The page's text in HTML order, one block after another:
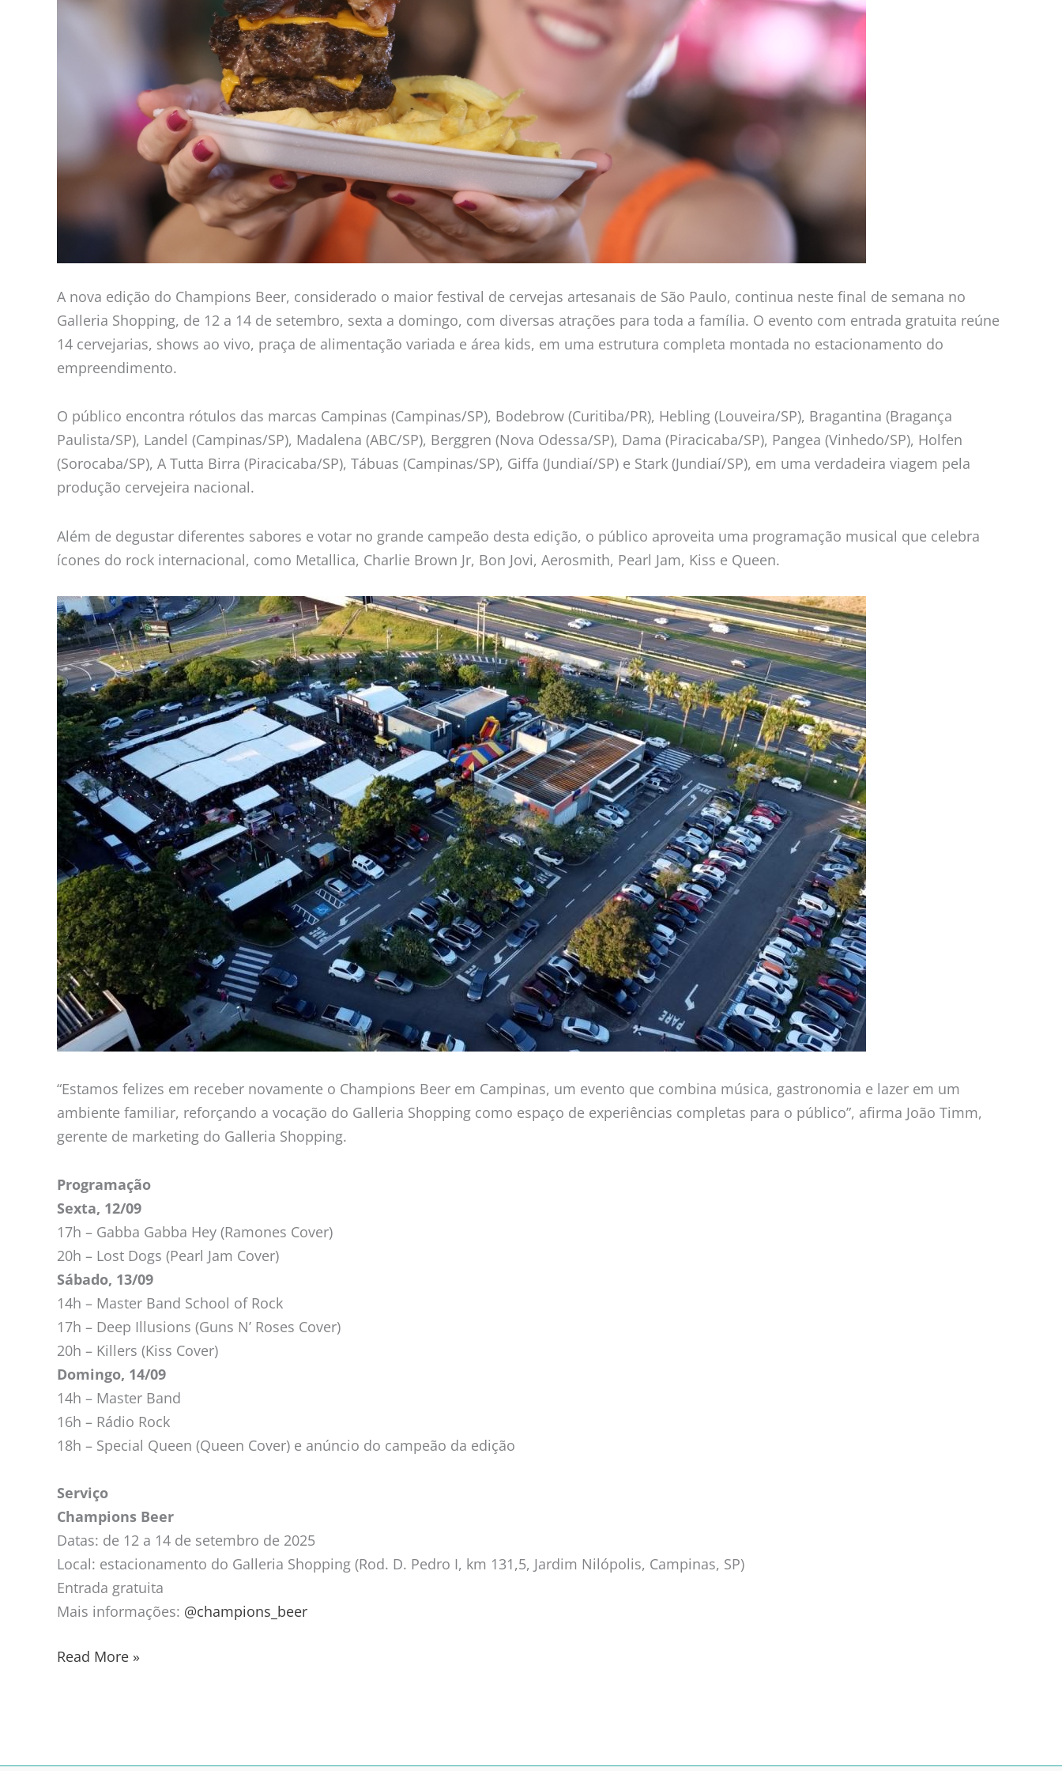
A nova edição do Champions Beer, considerado o maior festival de cervejas artesanais de São Paulo, continua neste final de semana no
Galleria Shopping, de 12 a 14 de setembro, sexta a domingo, com diversas atrações para toda a família. O evento com entrada gratuita reúne
14 cervejarias, shows ao vivo, praça de alimentação variada e área kids, em uma estrutura completa montada no estacionamento do
empreendimento.
O público encontra rótulos das marcas Campinas (Campinas/SP), Bodebrow (Curitiba/PR), Hebling (Louveira/SP), Bragantina (Bragança
Paulista/SP), Landel (Campinas/SP), Madalena (ABC/SP), Berggren (Nova Odessa/SP), Dama (Piracicaba/SP), Pangea (Vinhedo/SP), Holfen
(Sorocaba/SP), A Tutta Birra (Piracicaba/SP), Tábuas (Campinas/SP), Giffa (Jundiaí/SP) e Stark (Jundiaí/SP), em uma verdadeira viagem pela
produção cervejeira nacional.
Além de degustar diferentes sabores e votar no grande campeão desta edição, o público aproveita uma programação musical que celebra
ícones do rock internacional, como Metallica, Charlie Brown Jr, Bon Jovi, Aerosmith, Pearl Jam, Kiss e Queen.
“Estamos felizes em receber novamente o Champions Beer em Campinas, um evento que combina música, gastronomia e lazer em um
ambiente familiar, reforçando a vocação do Galleria Shopping como espaço de experiências completas para o público”, afirma João Timm,
gerente de marketing do Galleria Shopping.
Programação
Sexta, 12/09
17h – Gabba Gabba Hey (Ramones Cover)
20h – Lost Dogs (Pearl Jam Cover)
Sábado, 13/09
14h – Master Band School of Rock
17h – Deep Illusions (Guns N’ Roses Cover)
20h – Killers (Kiss Cover)
Domingo, 14/09
14h – Master Band
16h – Rádio Rock
18h – Special Queen (Queen Cover) e anúncio do campeão da edição
Serviço
Champions Beer
Datas: de 12 a 14 de setembro de 2025
Local: estacionamento do Galleria Shopping (Rod. D. Pedro I, km 131,5, Jardim Nilópolis, Campinas, SP)
Entrada gratuita
Mais informações: @champions_beer
Read More »